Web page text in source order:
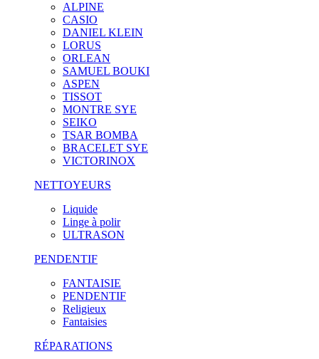
ALPINE
CASIO
DANIEL KLEIN
LORUS
ORLEAN
SAMUEL BOUKI
ASPEN
TISSOT
MONTRE SYE
SEIKO
TSAR BOMBA
BRACELET SYE
VICTORINOX
NETTOYEURS
Liquide
Linge à polir
ULTRASON
PENDENTIF
FANTAISIE
PENDENTIF
Religieux
Fantaisies
RÉPARATIONS